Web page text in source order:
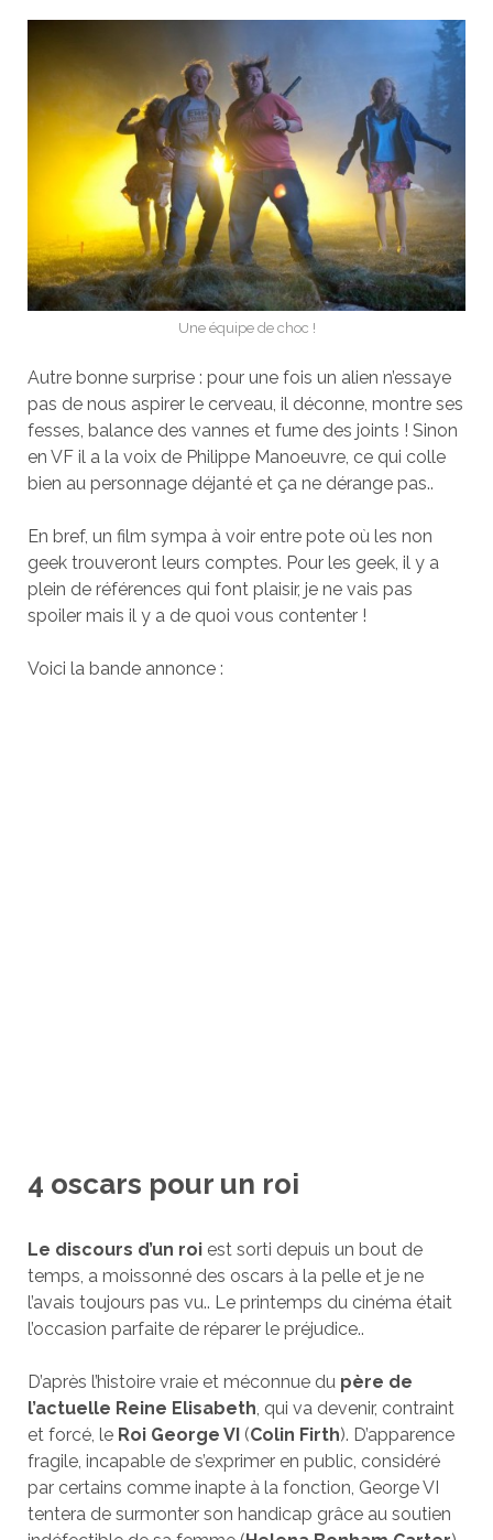
Une équipe de choc !
Autre bonne surprise : pour une fois un alien n’essaye
pas de nous aspirer le cerveau, il déconne, montre ses
fesses, balance des vannes et fume des joints ! Sinon
en VF il a la voix de Philippe Manoeuvre, ce qui colle
bien au personnage déjanté et ça ne dérange pas..
En bref, un film sympa à voir entre pote où les non
geek trouveront leurs comptes. Pour les geek, il y a
plein de références qui font plaisir, je ne vais pas
spoiler mais il y a de quoi vous contenter !
Voici la bande annonce :
4 oscars pour un roi
Le discours d’un roiest sorti depuis un bout de
temps, a moissonné des oscars à la pelle et je ne
l’avais toujours pas vu.. Le printemps du cinéma était
l’occasion parfaite de réparer le préjudice..
D’après l’histoire vraie et méconnue du père de
l’actuelle Reine Elisabeth, qui va devenir, contraint
et forcé, le Roi George VI (Colin Firth). D’apparence
fragile, incapable de s’exprimer en public, considéré
par certains comme inapte à la fonction, George VI
tentera de surmonter son handicap grâce au soutien